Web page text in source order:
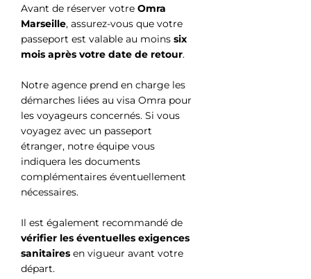
Avant de réserver votre Omra
Marseille, assurez-vous que votre
passeport est valable au moins six
mois après votre date de retour.
Notre agence prend en charge les
démarches liées au visa Omra pour
les voyageurs concernés. Si vous
voyagez avec un passeport
étranger, notre équipe vous
indiquera les documents
complémentaires éventuellement
nécessaires.
Il est également recommandé de
vérifier les éventuelles exigences
sanitaires en vigueur avant votre
départ.